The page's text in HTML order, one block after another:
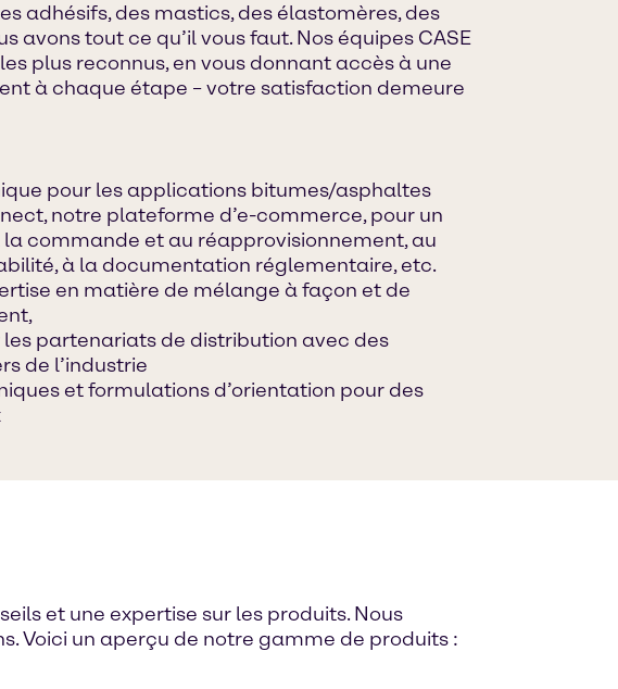
adhésifs, des mastics, des élastomères, des
tout ce qu’il vous faut. Nos équipes CASE
plus reconnus, en vous donnant accès à une
à chaque étape – votre satisfaction demeure
pour les applications bitumes/asphaltes
notre plateforme d’e-commerce, pour un
la commande et au réapprovisionnement, au
à la documentation réglementaire, etc.
en matière de mélange à façon et de
les partenariats de distribution avec des
de l’industrie
et formulations d’orientation pour des
et une expertise sur les produits. Nous
Voici un aperçu de notre gamme de produits :